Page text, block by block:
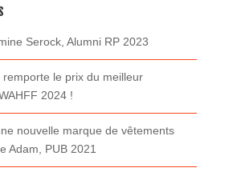
Serock, Alumni RP 2023
le prix du meilleur
2024 !
nouvelle marque de vêtements
Adam, PUB 2021